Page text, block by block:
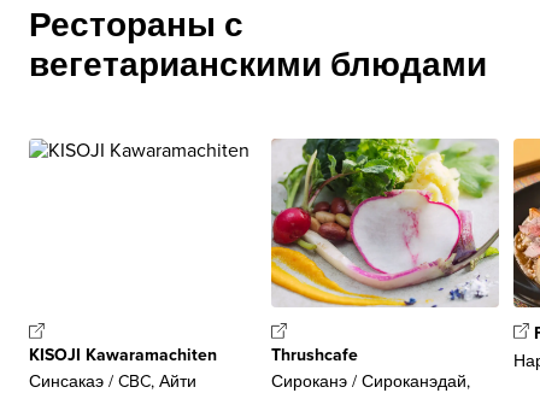
Рестораны с
вегетарианскими блюдами
KISOJI Kawaramachiten
Синсакаэ / CBC, Айти
Thrushcafe
Сироканэ / Сироканэдай,